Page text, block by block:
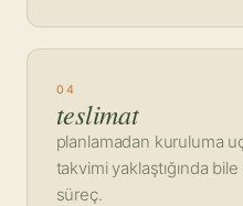
04
teslimat
planlamadan kuruluma
takvimi yaklaştığında
süreç.